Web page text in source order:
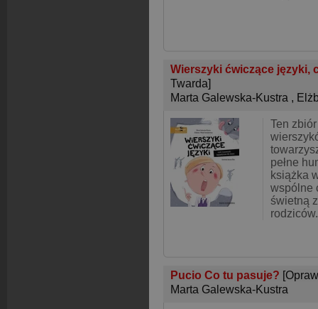
Wierszyki ćwiczące języki,
Twarda]
Marta Galewska-Kustra ,
Ten
pełne
książka
wspólne
świetną
Pucio Co tu pasuje?
Marta Galewska-Kustra